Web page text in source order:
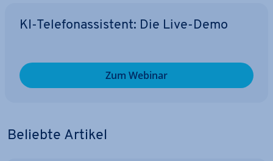
KI-Te­le­fon­as­sis­tent: Die Live-Demo
Zum Webinar
Beliebte Artikel